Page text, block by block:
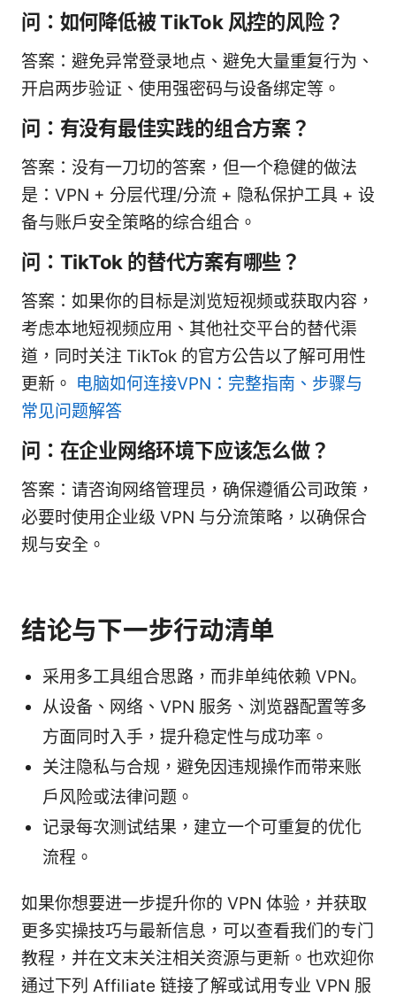
问：如何降低被 TikTok 风控的风险？
答案：避免异常登录地点、避免大量重复行为、
开启两步验证、使用强密码与设备绑定等。
问：有没有最佳实践的组合方案？
答案：没有一刀切的答案，但一个稳健的做法
是：VPN + 分层代理/分流 + 隐私保护工具 + 设
备与账户安全策略的综合组合。
问：TikTok 的替代方案有哪些？
答案：如果你的目标是浏览短视频或获取内容，
考虑本地短视频应用、其他社交平台的替代渠
道，同时关注 TikTok 的官方公告以了解可用性
更新。 电脑如何连接VPN：完整指南、步骤与
常见问题解答
问：在企业网络环境下应该怎么做？
答案：请咨询网络管理员，确保遵循公司政策，
必要时使用企业级 VPN 与分流策略，以确保合
规与安全。
结论与下一步行动清单
采用多工具组合思路，而非单纯依赖 VPN。
从设备、网络、VPN 服务、浏览器配置等多
方面同时入手，提升稳定性与成功率。
关注隐私与合规，避免因违规操作而带来账
户风险或法律问题。
记录每次测试结果，建立一个可重复的优化
流程。
如果你想要进一步提升你的 VPN 体验，并获取
更多实操技巧与最新信息，可以查看我们的专门
教程，并在文末关注相关资源与更新。也欢迎你
通过下列 Affiliate 链接了解或试用专业 VPN 服